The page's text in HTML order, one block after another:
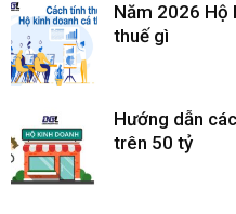
Năm 2026 Hộ
thuế gì
Hướng dẫn
trên 50 tỷ